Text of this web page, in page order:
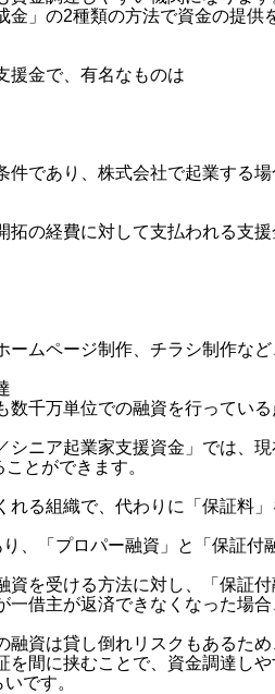
」の2種類の方法で資金の提供
援金で、有名なものは
件であり、株式会社で起業する
拓の経費に対して支払われる支
ームページ制作、チラシ制作な
数千万単位での融資を行ってい
シニア起業家支援資金」では、
とができます。
れる組織で、代わりに「保証料
、「プロパー融資」と「保証付
資を受ける方法に対し、「保証
一借主が返済できなくなった場
融資は貸し倒れリスクもあるた
間に挟むことで、資金調達しや
です。